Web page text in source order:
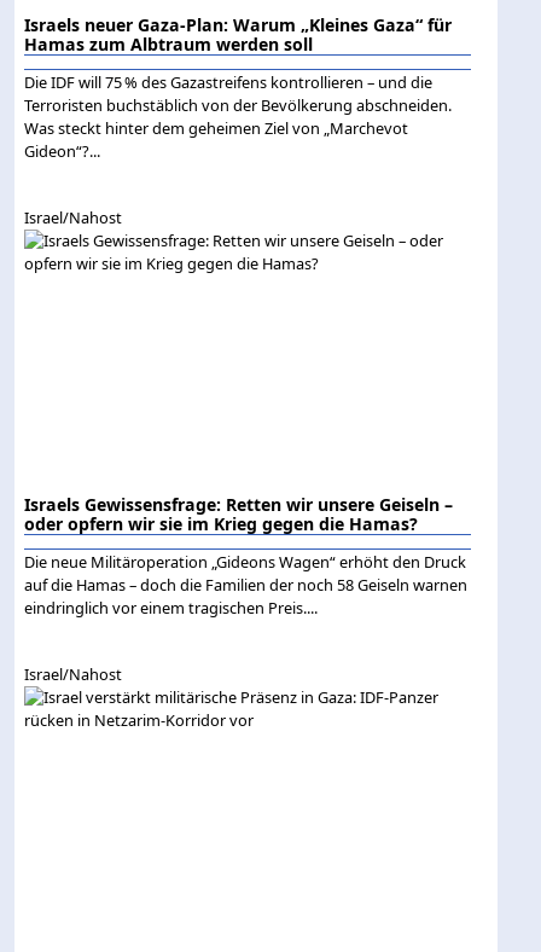
Israels neuer Gaza-Plan: Warum „Kleines Gaza“ für
Hamas zum Albtraum werden soll
Die IDF will 75 % des Gazastreifens kontrollieren – und die
Terroristen buchstäblich von der Bevölkerung abschneiden.
Was steckt hinter dem geheimen Ziel von „Marchevot
Gideon“?...
Israel/Nahost
Israels Gewissensfrage: Retten wir unsere Geiseln –
oder opfern wir sie im Krieg gegen die Hamas?
Die neue Militäroperation „Gideons Wagen“ erhöht den Druck
auf die Hamas – doch die Familien der noch 58 Geiseln warnen
eindringlich vor einem tragischen Preis....
Israel/Nahost